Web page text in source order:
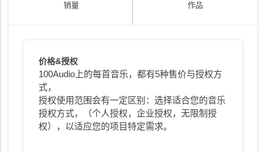
销量 作品
价格&授权
100Audio上的每首音乐，都有5种售价与授权方
式，
授权使用范围会有一定区别：选择适合您的音乐
授权方式，（个人授权，企业授权，无限制授
权），以适应您的项目特定需求。